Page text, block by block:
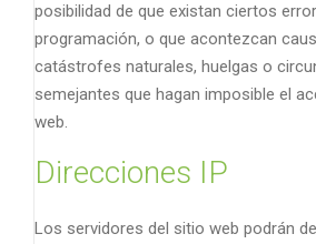
posibilidad de que existan ciertos
programación, o que acontezcan
catástrofes naturales, huelgas o
semejantes que hagan imposible el
web.
Direcciones IP
Los servidores del sitio web podrán